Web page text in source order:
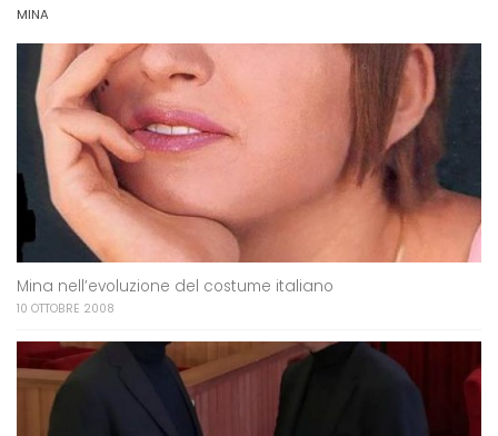
MINA
Mina nell’evoluzione del costume italiano
10 OTTOBRE 2008